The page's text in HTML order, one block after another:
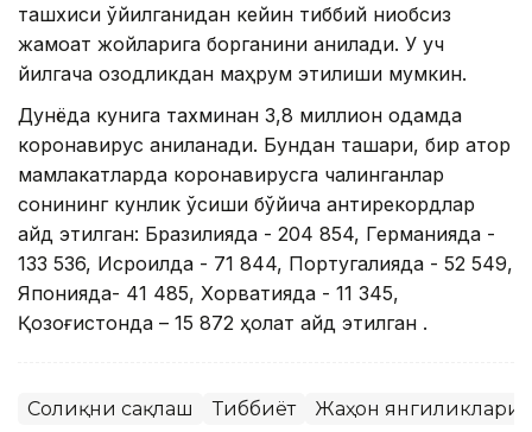
ташхиси қўйилганидан кейин тиббий ниқобсиз
жамоат жойларига борганини аниқлади. У уч
йилгача озодликдан маҳрум этилиши мумкин.
Дунёда кунига тахминан 3,8 миллион одамда
коронавирус аниқланади. Бундан ташқари, бир қатор
мамлакатларда коронавирусга чалинганлар
сонининг кунлик ўсиши бўйича антирекордлар
қайд этилган: Бразилияда - 204 854, Германияда -
133 536, Исроилда - 71 844, Португалияда - 52 549,
Японияда- 41 485, Хорватияда - 11 345,
Қозоғистонда – 15 872 ҳолат қайд этилган .
Соғлиқни сақлаш Тиббиёт Жаҳон янгиликлари